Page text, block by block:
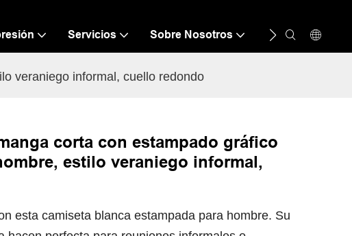
Servicios Sobre Nosotros Recurso
veraniego informal, cuello redondo
corta con estampado gráfico
estilo veraniego informal,
esta camiseta blanca estampada para hombre. Su